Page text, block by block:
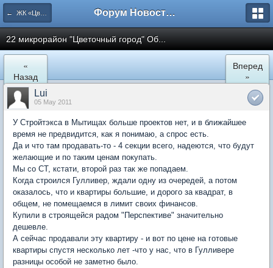
← ЖК «Цветочный город» Микрорайон 22 Форум Новостройки
22 микрорайон "Цветочный город" Об...
«
Назад
Вперед
»
Lui
05 May 2011
У Стройтэкса в Мытищах больше проектов нет, и в ближайшее
время не предвидится, как я понимаю, а спрос есть.
Да и что там продавать-то - 4 секции всего, надеются, что будут
желающие и по таким ценам покупать.
Мы со СТ, кстати, второй раз так же попадаем.
Когда строился Гулливер, ждали одну из очередей, а потом
оказалось, что и квартиры большие, и дорого за квадрат, в
общем, не помещаемся в лимит своих финансов.
Купили в строящейся радом "Перспективе" значительно
дешевле.
А сейчас продавали эту квартиру - и вот по цене на готовые
квартиры спустя несколько лет -что у нас, что в Гулливере
разницы особой не заметно было.